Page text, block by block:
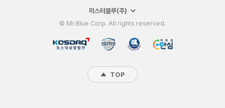
미스터블루(주)
© Mr.Blue Corp. All rights reserved.
TOP